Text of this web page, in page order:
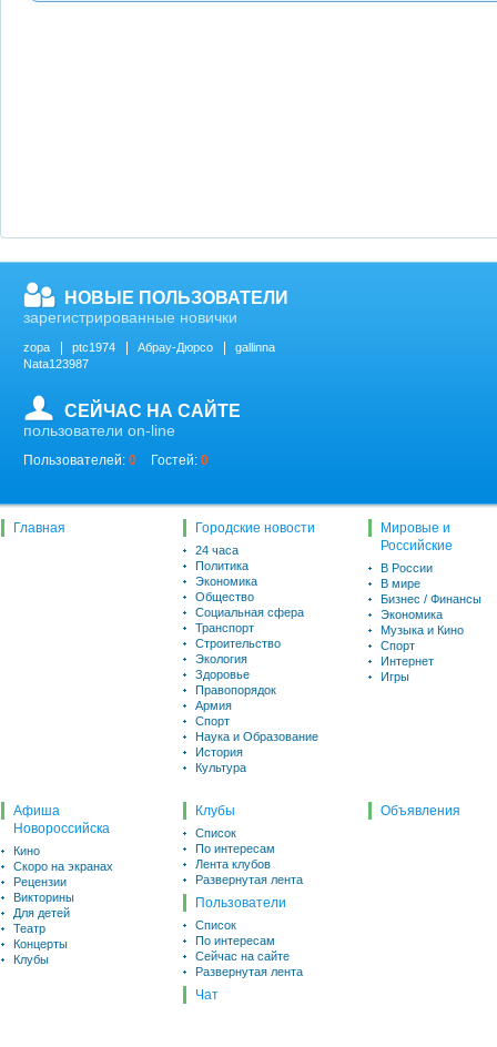
НОВЫЕ ПОЛЬЗОВАТЕЛИ
зарегистрированные новички
zopa ptc1974 Абрау-Дюрсо
gallinna
Nata123987
СЕЙЧАС НА САЙТЕ
пользователи on-line
Пользователей: 0 Гостей: 0
Главная Городские новости
24 часа
Политика
Экономика
Общество
Социальная сфера
Транспорт
Строительство
Экология
Здоровье
Правопорядок
Армия
Спорт
Наука и Образование
История
Культура
Мировые и
Российские
В России
В мире
Бизнес / Финансы
Экономика
Музыка и Кино
Спорт
Интернет
Игры
Афиша
Новороссийска
Кино
Скоро на экранах
Рецензии
Викторины
Для детей
Театр
Концерты
Клубы
Клубы
Список
По интересам
Лента клубов
Развернутая лента
Пользователи
Список
По интересам
Сейчас на сайте
Развернутая лента
Чат
Объявления